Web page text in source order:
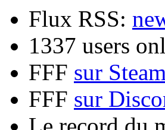
Flux RSS:
1337 users
FFF sur Steam
FFF sur